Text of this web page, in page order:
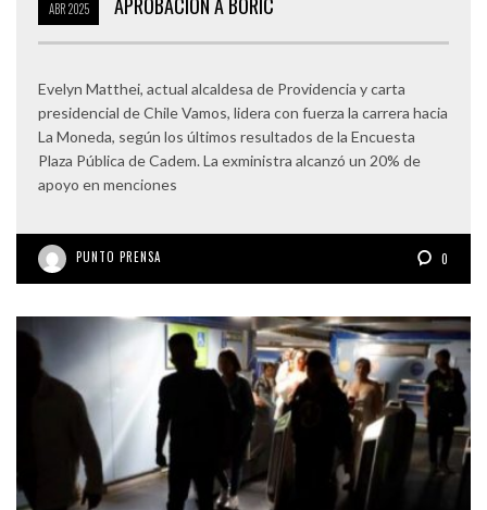
ABR2025
Evelyn Matthei, actual alcaldesa de Providencia y carta
presidencial de Chile Vamos, lidera con fuerza la carrera hacia
La Moneda, según los últimos resultados de la Encuesta
Plaza Pública de Cadem. La exministra alcanzó un 20% de
apoyo en menciones
PUNTO PRENSA 0